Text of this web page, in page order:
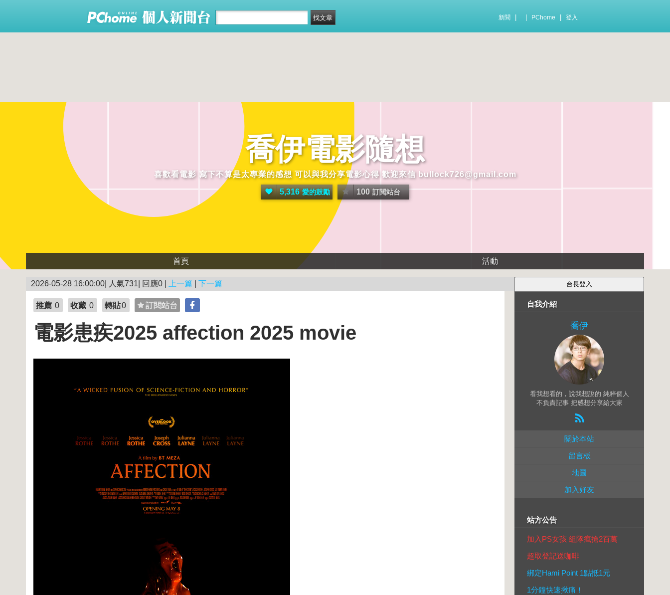
新聞 PChome 登入
喬伊電影隨想
喜歡看電影 寫下不算是太專業的感想 可以與我分享電影心得 歡迎來信 bullock726@gmail.com
5,316 愛的鼓勵 100 訂閱站台
首頁 活動
2026-05-28 16:00:00| 人氣731| 回應0 | 上一篇 下一篇
推薦 0 收藏 0 轉貼0 訂閱站台
電影患疾2025 affection 2025 movie
自我介紹
喬伊
看我想看的，說我想說的 純粹個人
不負責記事 把感想分享給大家
關於本站
留言板
地圖
加入好友
站方公告
加入PS女孩 組隊瘋搶2百萬
超取登記送咖啡
綁定Hami Point 1點抵1元
1分鐘快速揪痛！